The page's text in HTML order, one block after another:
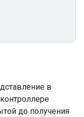
в
до получения